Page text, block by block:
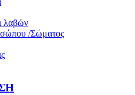
λαβών
/Σώματος